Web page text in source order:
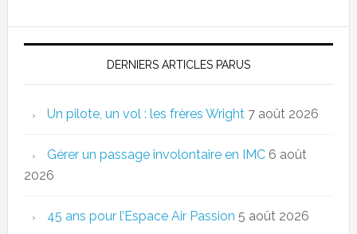
DERNIERS ARTICLES PARUS
Un pilote, un vol : les frères Wright 7 août 2026
Gérer un passage involontaire en IMC 6 août
2026
45 ans pour l’Espace Air Passion 5 août 2026